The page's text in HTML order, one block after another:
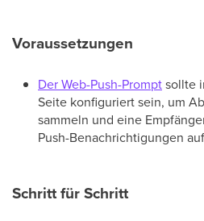
Voraussetzungen
Der Web-Push-Promptsollte
Seite konfiguriert sein, um
sammeln und eine
Push-Benachrichtigungen
Schritt für Schritt